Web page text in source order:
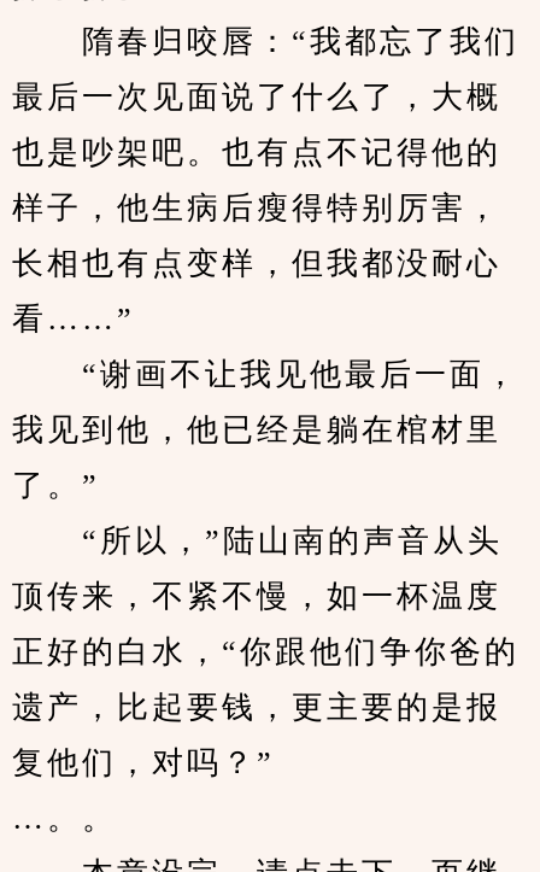
隋春归咬唇：“我都忘了我们
最后一次见面说了什么了，大概
也是吵架吧。也有点不记得他的
样子，他生病后瘦得特别厉害，
长相也有点变样，但我都没耐心
看……”
“谢画不让我见他最后一面，
我见到他，他已经是躺在棺材里
了。”
“所以，”陆山南的声音从头
顶传来，不紧不慢，如一杯温度
正好的白水，“你跟他们争你爸的
遗产，比起要钱，更主要的是报
复他们，对吗？”
…。。